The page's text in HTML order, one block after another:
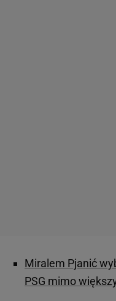
Miralem Pjanić
PSG mimo